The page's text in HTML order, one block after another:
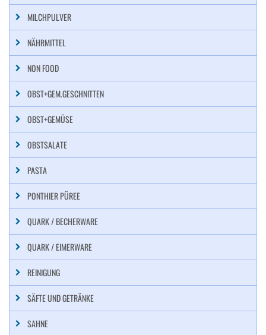
MILCHPULVER
NÄHRMITTEL
NON FOOD
OBST+GEM.GESCHNITTEN
OBST+GEMÜSE
OBSTSALATE
PASTA
PONTHIER PÜREE
QUARK / BECHERWARE
QUARK / EIMERWARE
REINIGUNG
SÄFTE UND GETRÄNKE
SAHNE